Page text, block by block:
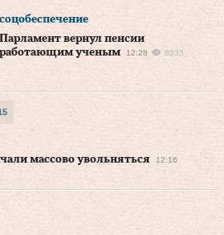
соцобеспечение
Парламент вернул пенсии
работающим ученым
12:28 8333
массово увольняться
12:16